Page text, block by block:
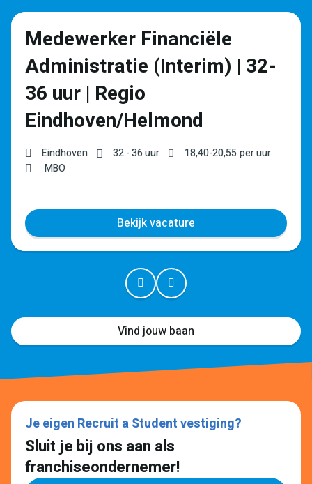
Medewerker Financiële
Administratie (Interim) | 32-
36 uur | Regio
Eindhoven/Helmond
Eindhoven 32 - 36 uur 18,40-20,55per uur
MBO
Bekijk vacature
Vind jouw baan
Je eigen Recruit a Student vestiging?
Sluit je bij ons aan als
franchiseondernemer!